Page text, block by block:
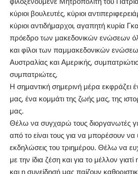
κύριοι βουλευτές, κύριοι
κύριοι αντιδήμαρχοι, αγαπητή κυρία
πρόεδρο των μακεδονικών ενώσεων
και φίλοι των παμμακεδονικών
Αυστραλίας και Αμερικής,
συμπατριώτες,
Η σημαντική σημερινή μέρα εκφράζει
μας, ένα κομμάτι της ζωής μας, της
μας.
Θέλω να συγχαρώ τους διοργανωτές
από το είναι τους για να μπορέσουν να
εκδηλώσεις του τριημέρου. Θέλω να
με την ίδια ζέση και για το μέλλον
και η συνείδησή μας παίζουν